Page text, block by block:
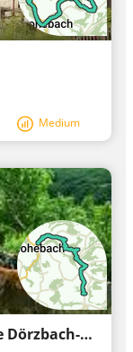
Medium
Kulturwanderweg Jagst- 7. Etappe Dörzbach-Hohebach bis Mulfingen-Heimhausen